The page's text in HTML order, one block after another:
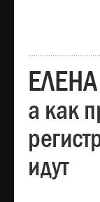
ЕЛЕНА
а как
идут